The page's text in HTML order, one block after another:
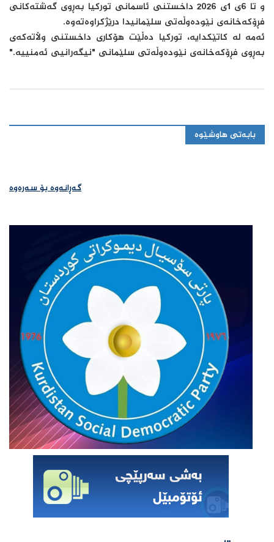
و تا 6ی 1ی 2026 داخستنی ئاسمانی توركیا بەڕوی گەشتەكانی
فڕۆكەخانەی نێودەوڵەتی سلێمانیدا درێژكراوەتەوە.
ئەمە لە كاتێكدایە، توركیا دەڵێت هۆكاری داخستنی وڵاتەكەی
بەڕوی فڕۆكەخانەی نێودەوڵەتی سلێمانی "نیگەرانیی ئەمنییە."
بابەتی هاوشێوە
گەڕانەوە بۆ سەرەوە